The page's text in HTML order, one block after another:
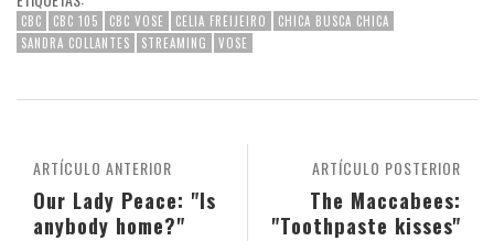
CBC CBC 105 CBC VOSE CELIA FREIJEIRO
CHICA BUSCA CHICA
SANDRA COLLANTES
STREAMING VOSE
ARTÍCULO POSTERIOR
The Maccabees:
"Toothpaste kisses"
ARTÍCULO ANTERIOR
Our Lady Peace: "Is
anybody home?"